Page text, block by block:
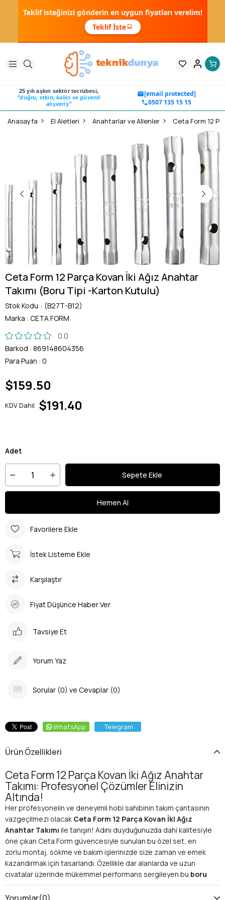
Teklif isteğinizi gönderin en uygun fiyatları verelim!
Teklif İste
25 yılı aşkın sektör tecrübesi,
"doğru, etkin, kalıcı ve güvenli
alışveriş"
[email protected]
0507 135 15 15
Anasayfa El Aletleri Anahtarlar ve Allenler
Ceta Form 12 Parça Kovan İki Ağız Anahtar
Takımı (Boru Tipi -Karton Kutulu)
Stok Kodu
(B27T-B12)
Marka : CETA FORM
0.0
Barkod : 869148604356
Para Puan : 0
$159.50
KDV Dahil $191.40
Adet
Favorilere Ekle
İstek Listeme Ekle
Karşılaştır
Fiyat Düşünce Haber Ver
Tavsiye Et
Yorum Yaz
Sorular (0) ve Cevaplar (0)
WhatsApp Telegram
Ürün Özellikleri
Ceta Form 12 Parça Kovan İki Ağız Anahtar
Takımı: Profesyonel Çözümler Elinizin
Altında!
Her profesyonelin ve deneyimli hobi sahibinin takım çantasının
vazgeçilmezi olacak Ceta Form 12 Parça Kovan İki Ağız
Anahtar Takımı ile tanışın! Adını duyduğunuzda dahi kalitesiyle
öne çıkan Ceta Form güvencesiyle sunulan bu özel set, en
zorlu montaj, sökme ve bakım işlerinizde size zaman ve emek
kazandırmak için tasarlandı. Özellikle dar alanlarda ve uzun
cıvatalar üzerinde mükemmel performans sergileyen bu boru
tipi anahtar takımı, iş akışınızı hızlandıracak ve hassas
ayarlamalar yapmanıza olanak tanıyacak.